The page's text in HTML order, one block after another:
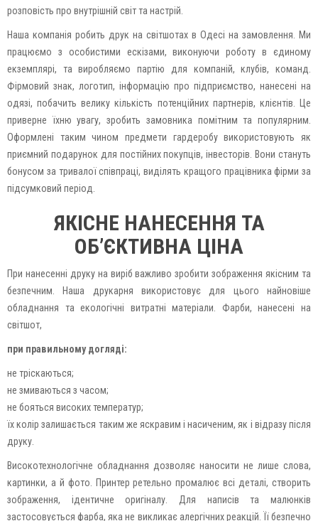
розповість про внутрішній світ та настрій.
Наша компанія робить друк на світшотах в Одесі на замовлення. Ми
працюємо з особистими ескізами, виконуючи роботу в єдиному
екземплярі, та виробляємо партію для компаній, клубів, команд.
Фірмовий знак, логотип, інформацію про підприємство, нанесені на
одязі, побачить велику кількість потенційних партнерів, клієнтів. Це
приверне їхню увагу, зробить замовника помітним та популярним.
Оформлені таким чином предмети гардеробу використовують як
приємний подарунок для постійних покупців, інвесторів. Вони стануть
бонусом за тривалої співпраці, виділять кращого працівника фірми за
підсумковий період.
ЯКІСНЕ НАНЕСЕННЯ ТА
ОБ’ЄКТИВНА ЦІНА
При нанесенні друку на виріб важливо зробити зображення якісним та
безпечним. Наша друкарня використовує для цього найновіше
обладнання та екологічні витратні матеріали. Фарби, нанесені на
світшот,
при правильному догляді:
не тріскаються;
не змиваються з часом;
не бояться високих температур;
їх колір залишається таким же яскравим і насиченим, як і відразу після
друку.
Високотехнологічне обладнання дозволяє наносити не лише слова,
картинки, а й фото. Принтер ретельно промалює всі деталі, створить
зображення, ідентичне оригіналу. Для написів та малюнків
застосовується фарба, яка не викликає алергічних реакцій. Її безпечно